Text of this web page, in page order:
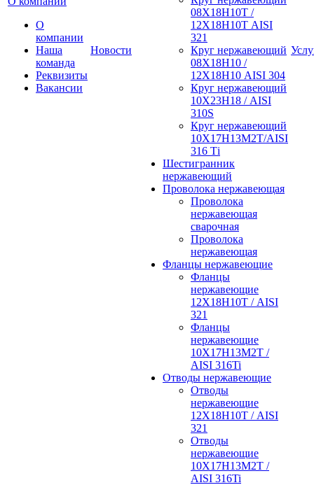
О
компании
Наша
команда
Реквизиты
Вакансии
Новости
08Х18Н10Т /
12Х18Н10Т AISI
321
Круг нержавеющий
08Х18Н10 /
12Х18Н10 AISI 304
Круг нержавеющий
10Х23Н18 / AISI
310S
Круг нержавеющий
10Х17Н13М2Т/AISI
316 Тi
Шестигранник
нержавеющий
Проволока нержавеющая
Проволока
нержавеющая
сварочная
Проволока
нержавеющая
Фланцы нержавеющие
Фланцы
нержавеющие
12Х18Н10Т / AISI
321
Фланцы
нержавеющие
10Х17Н13М2Т /
AISI 316Ti
Отводы нержавеющие
Отводы
нержавеющие
12Х18Н10Т / AISI
321
Отводы
нержавеющие
10Х17Н13М2Т /
AISI 316Ti